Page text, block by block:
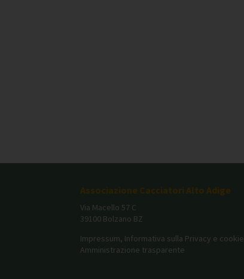
Associazione Cacciatori Alto Adige
Via Macello 57 C
39100 Bolzano BZ
Impressum, Informativa sulla Privacy e cookie
Amministrazione trasparente